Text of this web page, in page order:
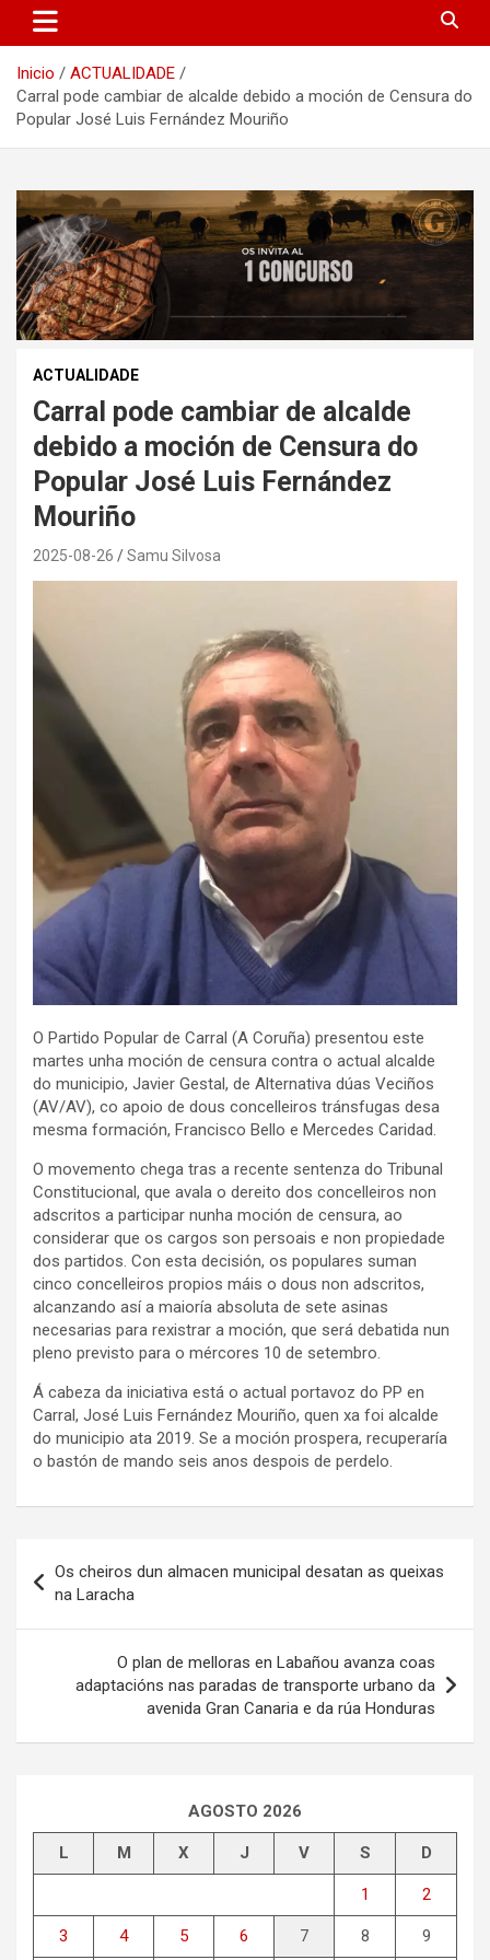
Inicio
ACTUALIDADE
Carral pode cambiar de alcalde debido a moción de Censura do
Popular José Luis Fernández Mouriño
ACTUALIDADE
Carral pode cambiar de alcalde
debido a moción de Censura do
Popular José Luis Fernández
Mouriño
2025-08-26 Samu Silvosa
O Partido Popular de Carral (A Coruña) presentou este
martes unha moción de censura contra o actual alcalde
do municipio, Javier Gestal, de Alternativa dúas Veciños
(AV/AV), co apoio de dous concelleiros tránsfugas desa
mesma formación, Francisco Bello e Mercedes Caridad.
O movemento chega tras a recente sentenza do Tribunal
Constitucional, que avala o dereito dos concelleiros non
adscritos a participar nunha moción de censura, ao
considerar que os cargos son persoais e non propiedade
dos partidos. Con esta decisión, os populares suman
cinco concelleiros propios máis o dous non adscritos,
alcanzando así a maioría absoluta de sete asinas
necesarias para rexistrar a moción, que será debatida nun
pleno previsto para o mércores 10 de setembro.
Á cabeza da iniciativa está o actual portavoz do PP en
Carral, José Luis Fernández Mouriño, quen xa foi alcalde
do municipio ata 2019. Se a moción prospera, recuperaría
o bastón de mando seis anos despois de perdelo.
de
entradas
Os cheiros dun almacen municipal desatan as queixas
na Laracha
O plan de melloras en Labañou avanza coas
adaptacións nas paradas de transporte urbano da
avenida Gran Canaria e da rúa Honduras
AGOSTO 2026
L M X J V S D
1 2
3 4 5 6 7 8 9